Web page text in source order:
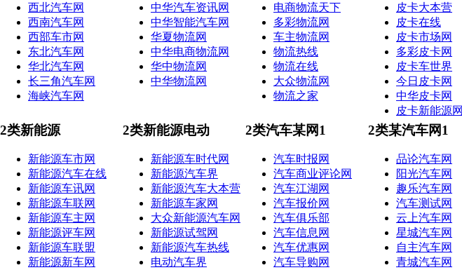
西北汽车网
西南汽车网
西部车市网
东北汽车网
华北汽车网
长三角汽车网
海峡汽车网
中华汽车资讯网
中华智能汽车网
华夏物流网
中华电商物流网
华中物流网
中华物流网
电商物流天下
多彩物流网
车主物流网
物流热线
物流在线
大众物流网
物流之家
皮卡大本营
皮卡在线
皮卡市场网
多彩皮卡网
皮卡车世界
今日皮卡网
中华皮卡网
皮卡新能源网
2类新能源
新能源车市网
新能源汽车在线
新能源车讯网
新能源车联网
新能源车主网
新能源评车网
新能源车联盟
新能源新车网
2类新能源电动
新能源车时代网
新能源汽车界
新能源汽车大本营
新能源车家网
大众新能源汽车网
新能源试驾网
新能源汽车热线
电动汽车界
2类汽车某网1
汽车时报网
汽车商业评论网
汽车江湖网
汽车报价网
汽车俱乐部
汽车信息网
汽车优惠网
汽车导购网
2类某汽车网1
品论汽车网
阳光汽车网
趣乐汽车网
汽车测试网
云上汽车网
星城汽车网
自主汽车网
青城汽车网